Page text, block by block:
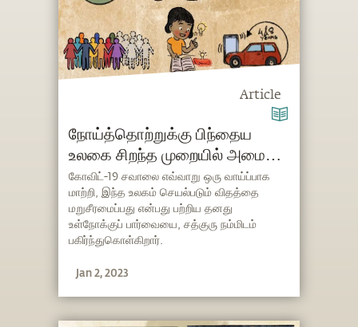
Article
நோய்த்தொற்றுக்கு பிந்தைய
உலகை சிறந்த முறையில் அமைக்க
சத்குருவின் யோசனைகள்
கோவிட்-19 சவாலை எவ்வாறு ஒரு வாய்ப்பாக
மாற்றி, இந்த உலகம் செயல்படும் விதத்தை
மறுசீரமைப்பது என்பது பற்றிய தனது
உள்நோக்குப் பார்வையை, சத்குரு நம்மிடம்
பகிர்ந்துகொள்கிறார்.
Jan 2, 2023